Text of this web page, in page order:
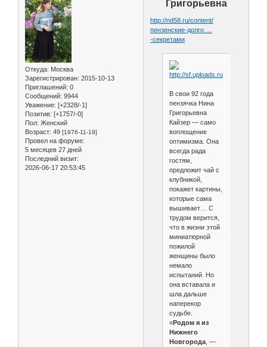
Откуда: Москва
Зарегистрирован: 2015-10-13
Приглашений: 0
Сообщений: 9944
Уважение: [+2328/-1]
Позитив: [+1757/-0]
Пол: Женский
Возраст: 49 [1976-11-19]
Провел на форуме:
5 месяцев 27 дней
Последний визит:
2026-06-17 20:53:45
Григорьевна
http://nd58.ru/content/
пензенские-долго …
-секретами
В свои 92 года
пензячка Нина
Григорьевна
Кайзер — само
воплощение
оптимизма. Она
всегда рада
гостям,
предложит чай с
клубникой,
покажет картины,
которые сама
вышивает… С
трудом верится,
что в жизни этой
миниатюрной
пожилой
женщины было
немало
испытаний. Но
она вставала и
шла дальше
наперекор
судьбе.
«Родом я из
Нижнего
Новгорода, —